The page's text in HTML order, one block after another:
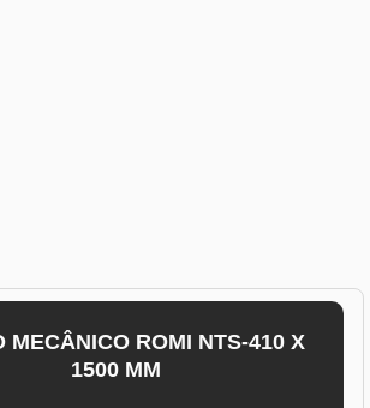
MECÂNICO ROMI NTS-410 X
1500 MM